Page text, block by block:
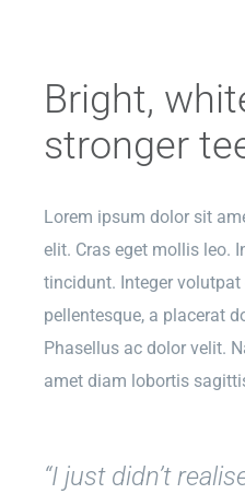
Bright,
stronger
Lorem ipsum dolor sit
elit. Cras eget mollis leo.
tincidunt. Integer
pellentesque, a placerat
Phasellus ac dolor velit.
amet diam lobortis
“I just didn’t